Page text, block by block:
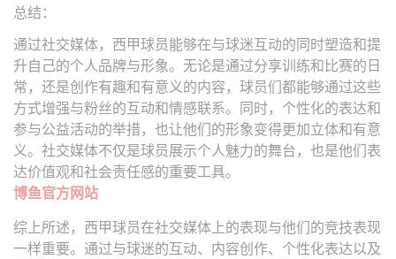
总结：
通过社交媒体，西甲球员能够在与球迷互动的同时塑造和提
升自己的个人品牌与形象。无论是通过分享训练和比赛的日
常，还是创作有趣和有意义的内容，球员们都能够通过这些
方式增强与粉丝的互动和情感联系。同时，个性化的表达和
参与公益活动的举措，也让他们的形象变得更加立体和有意
义。社交媒体不仅是球员展示个人魅力的舞台，也是他们表
达价值观和社会责任感的重要工具。
博鱼官方网站
综上所述，西甲球员在社交媒体上的表现与他们的竞技表现
一样重要。通过与球迷的互动、内容创作、个性化表达以及